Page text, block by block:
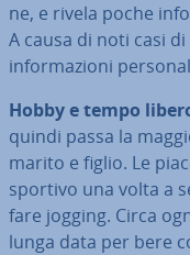
ne, e rivela poche
A causa di noti casi
in­for­ma­zio­ni
Hobby e tempo
quindi passa la
marito e figlio. Le
sportivo una volta a
fare jogging. Circa
lunga data per bere